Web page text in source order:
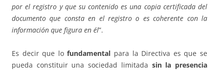
por el registro y que su contenido es una copia certificada del
documento que consta en el registro o es coherente con la
información que figura en él”.
Es decir que lofundamental para la Directiva es que se
pueda constituir una sociedad limitada sin la presencia